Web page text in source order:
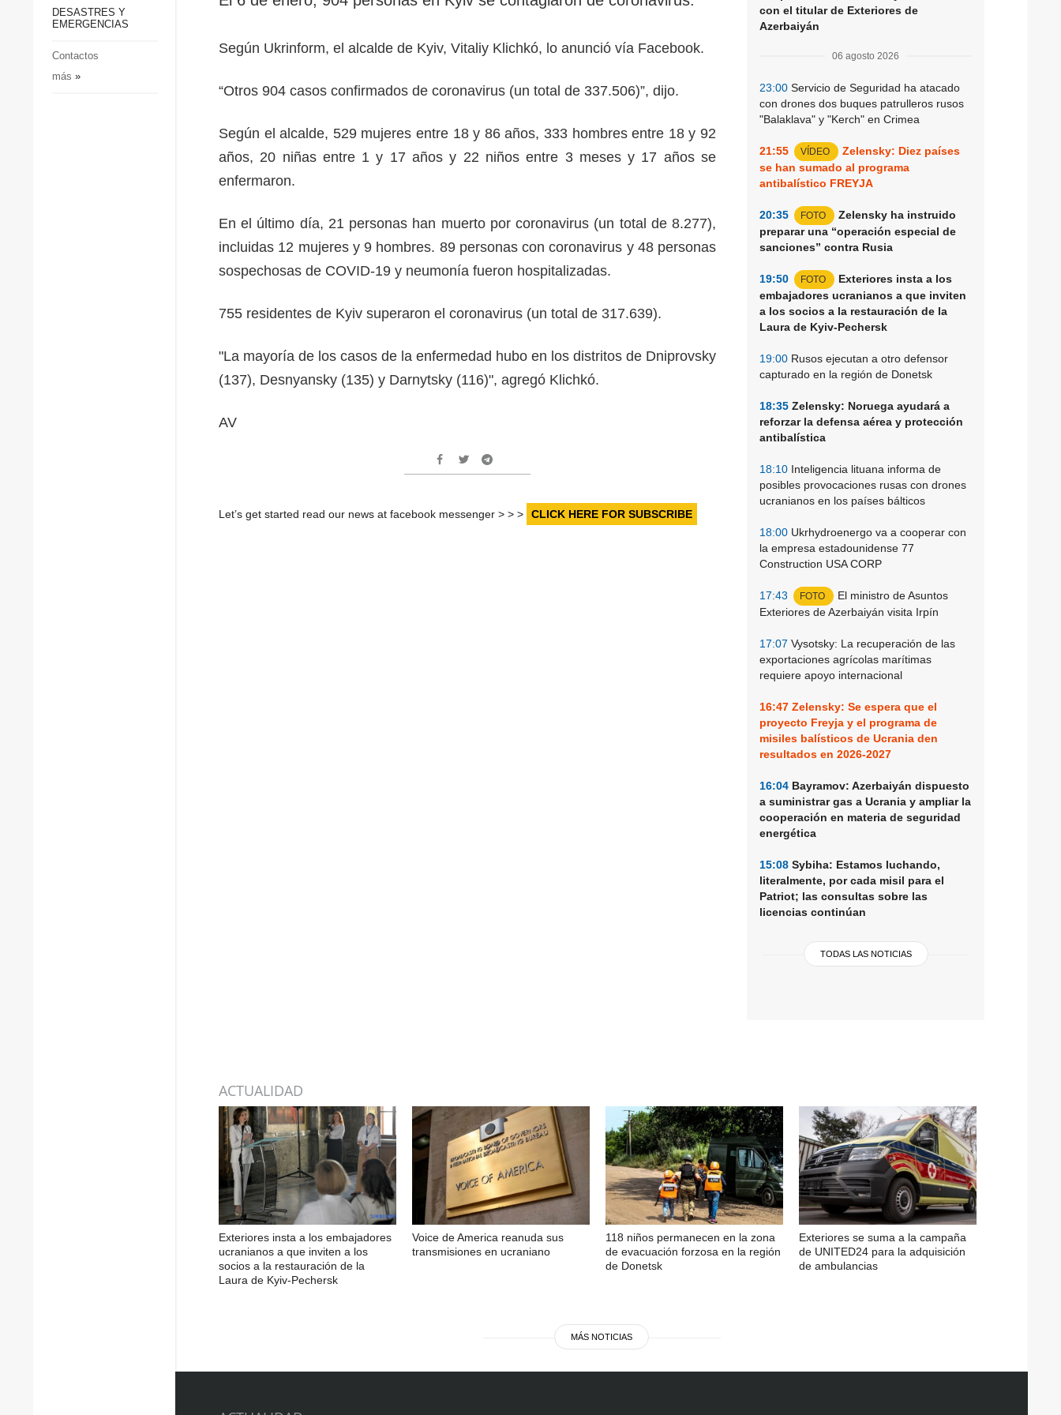
Sociedad y Cultura
DESASTRES Y
EMERGENCIAS
Contactos
más »
con el titular de Exteriores de
Azerbaiyán
06 agosto 2026
23:00 Servicio de Seguridad ha atacado
con drones dos buques patrulleros rusos
"Balaklava" y "Kerch" en Crimea
21:55 VÍDEO
Zelensky: Diez países
se han sumado al programa
antibalístico FREYJA
20:35 FOTO
Zelensky ha instruido
preparar una “operación especial de
sanciones” contra Rusia
19:50 FOTO
Exteriores insta a los
embajadores ucranianos a que inviten
a los socios a la restauración de la
Laura de Kyiv-Pechersk
19:00 Rusos ejecutan a otro defensor
capturado en la región de Donetsk
18:35 Zelensky: Noruega ayudará a
reforzar la defensa aérea y protección
antibalística
18:10 Inteligencia lituana informa de
posibles provocaciones rusas con drones
ucranianos en los países bálticos
18:00 Ukrhydroenergo va a cooperar con
la empresa estadounidense 77
Construction USA CORP
17:43 FOTO
El ministro de Asuntos
Exteriores de Azerbaiyán visita Irpín
17:07 Vysotsky: La recuperación de las
exportaciones agrícolas marítimas
requiere apoyo internacional
16:47 Zelensky: Se espera que el
proyecto Freyja y el programa de
misiles balísticos de Ucrania den
resultados en 2026-2027
16:04 Bayramov: Azerbaiyán dispuesto
a suministrar gas a Ucrania y ampliar la
cooperación en materia de seguridad
energética
15:08 Sybiha: Estamos luchando,
literalmente, por cada misil para el
Patriot; las consultas sobre las
licencias continúan
TODAS LAS NOTICIAS
Según Ukrinform, el alcalde de Kyiv, Vitaliy Klichkó, lo anunció vía Facebook.
“Otros 904 casos confirmados de coronavirus (un total de 337.506)”, dijo.
Según el alcalde, 529 mujeres entre 18 y 86 años, 333 hombres entre 18 y 92
años, 20 niñas entre 1 y 17 años y 22 niños entre 3 meses y 17 años se
enfermaron.
En el último día, 21 personas han muerto por coronavirus (un total de 8.277),
incluidas 12 mujeres y 9 hombres. 89 personas con coronavirus y 48 personas
sospechosas de COVID-19 y neumonía fueron hospitalizadas.
755 residentes de Kyiv superaron el coronavirus (un total de 317.639).
"La mayoría de los casos de la enfermedad hubo en los distritos de Dniprovsky
(137), Desnyansky (135) y Darnytsky (116)", agregó Klichkó.
AV
Let’s get started read our news at facebook messenger > > > CLICK HERE FOR SUBSCRIBE
ACTUALIDAD
Exteriores insta a los embajadores
ucranianos a que inviten a los
socios a la restauración de la
Laura de Kyiv-Pechersk
Voice de America reanuda sus
transmisiones en ucraniano
118 niños permanecen en la zona
de evacuación forzosa en la región
de Donetsk
Exteriores se suma a la campaña
de UNITED24 para la adquisición
de ambulancias
MÁS NOTICIAS